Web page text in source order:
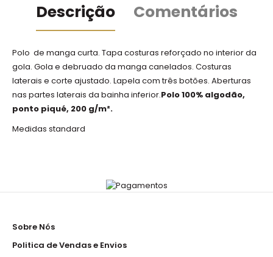
Descrição Comentários
Polo de manga curta. Tapa costuras reforçado no interior da
gola. Gola e debruado da manga canelados. Costuras
laterais e corte ajustado. Lapela com três botões. Aberturas
nas partes laterais da bainha inferior.Polo 100% algodão,
ponto piqué, 200 g/m².
Medidas standard
Sobre Nós
Politica de Vendas e Envios